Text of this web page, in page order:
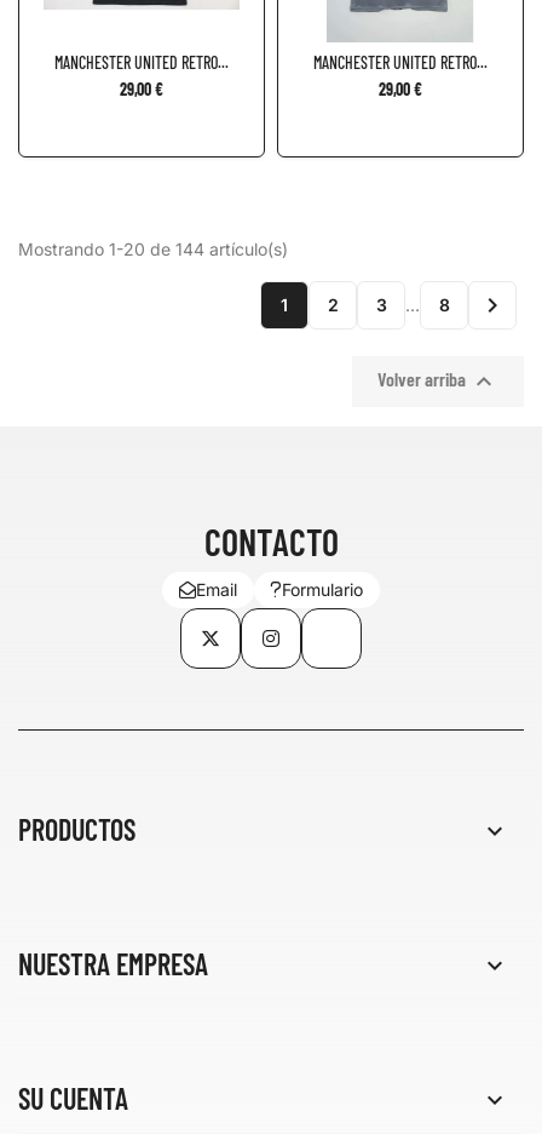
MANCHESTER UNITED RETRO...
29,00 €
MANCHESTER UNITED RETRO...
29,00 €
Mostrando 1-20 de 144 artículo(s)
1 2 3 … 8 
Volver arriba 
CONTACTO
Email Formulario
Twitter InstagramTikTok
PRODUCTOS 
NUESTRA EMPRESA 
SU CUENTA 